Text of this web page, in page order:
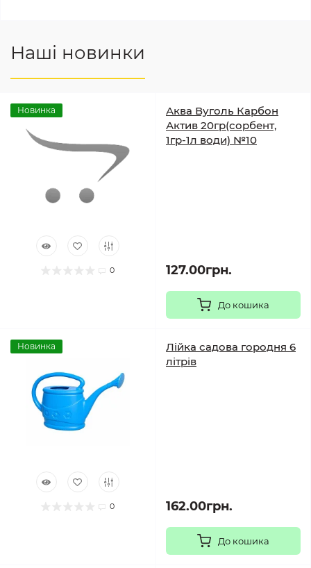
Наші новинки
Новинка
0
Аква Вуголь Карбон
Актив 20гр(сорбент,
1гр-1л води) №10
127.00грн.
До кошика
Новинка
0
Лійка садова городня 6
літрів
162.00грн.
До кошика